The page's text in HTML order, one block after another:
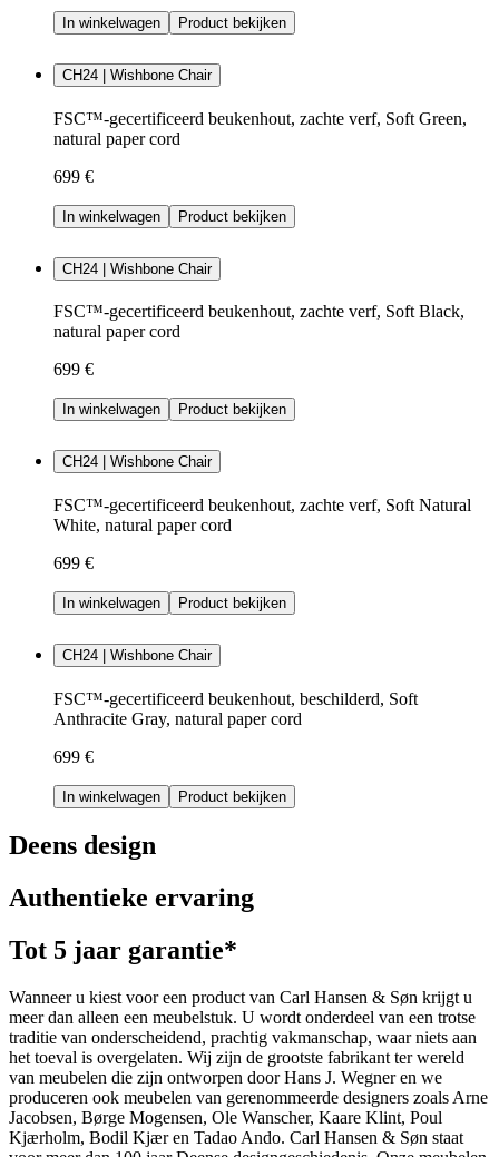
In winkelwagen Product bekijken
CH24 | Wishbone Chair
FSC™-gecertificeerd beukenhout, zachte verf, Soft Green,
natural paper cord
699 €
In winkelwagen Product bekijken
CH24 | Wishbone Chair
FSC™-gecertificeerd beukenhout, zachte verf, Soft Black,
natural paper cord
699 €
In winkelwagen Product bekijken
CH24 | Wishbone Chair
FSC™-gecertificeerd beukenhout, zachte verf, Soft Natural
White, natural paper cord
699 €
In winkelwagen Product bekijken
CH24 | Wishbone Chair
FSC™-gecertificeerd beukenhout, beschilderd, Soft
Anthracite Gray, natural paper cord
699 €
In winkelwagen Product bekijken
Deens design
Authentieke ervaring
Tot 5 jaar garantie*
Wanneer u kiest voor een product van Carl Hansen & Søn krijgt u
meer dan alleen een meubelstuk. U wordt onderdeel van een trotse
traditie van onderscheidend, prachtig vakmanschap, waar niets aan
het toeval is overgelaten. Wij zijn de grootste fabrikant ter wereld
van meubelen die zijn ontworpen door Hans J. Wegner en we
produceren ook meubelen van gerenommeerde designers zoals Arne
Jacobsen, Børge Mogensen, Ole Wanscher, Kaare Klint, Poul
Kjærholm, Bodil Kjær en Tadao Ando. Carl Hansen & Søn staat